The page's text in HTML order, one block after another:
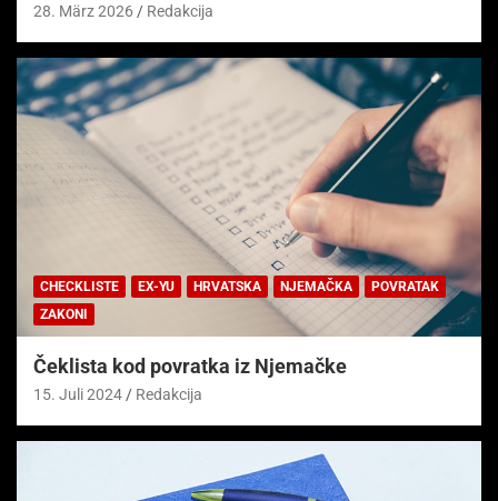
28. März 2026 Redakcija
CHECKLISTE EX-YU HRVATSKA NJEMAČKA
POVRATAK
ZAKONI
Čeklista kod povratka iz Njemačke
15. Juli 2024 Redakcija